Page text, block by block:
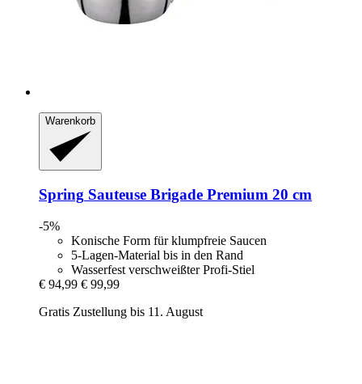
Warenkorb
Spring Sauteuse Brigade Premium 20 cm
-5%
Konische Form für klumpfreie Saucen
5-Lagen-Material bis in den Rand
Wasserfest verschweißter Profi-Stiel
€ 94,99 € 99,99
Gratis Zustellung bis 11. August